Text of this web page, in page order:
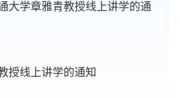
大学章雅青教授线上讲学的通
授线上讲学的通知